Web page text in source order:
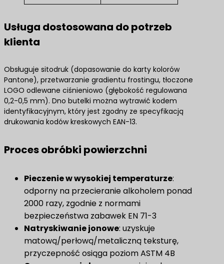
Usługa dostosowana do potrzeb
klienta
Obsługuje sitodruk (dopasowanie do karty kolorów
Pantone), przetwarzanie gradientu frostingu, tłoczone
LOGO odlewane ciśnieniowo (głębokość regulowana
0,2-0,5 mm). Dno butelki można wytrawić kodem
identyfikacyjnym, który jest zgodny ze specyfikacją
drukowania kodów kreskowych EAN-13.
Proces obróbki powierzchni
Pieczenie w wysokiej temperaturze:
odporny na przecieranie alkoholem ponad
2000 razy, zgodnie z normami
bezpieczeństwa zabawek EN 71-3
Natryskiwanie jonowe: uzyskuje
matową/perłową/metaliczną teksturę,
przyczepność osiąga poziom ASTM 4B